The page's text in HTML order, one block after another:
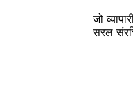
जो
सरल